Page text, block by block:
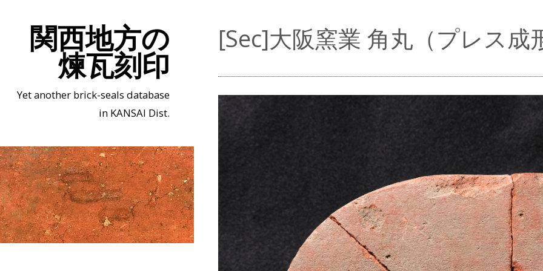
関西地方の
煉瓦刻印
Yet another brick-seals database
in KANSAI Dist.
[Sec]大阪窯業 角丸（プレス成